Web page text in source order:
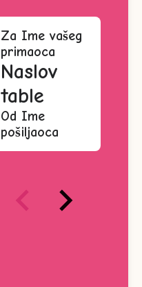
4
Za Ime vašeg
primaoca
Naslov
table
Od Ime
pošiljaoca